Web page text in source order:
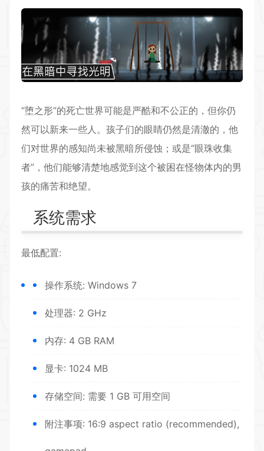
“堕之形”的死亡世界可能是严酷和不公正的，但你仍
然可以新来一些人。孩子们的眼睛仍然是清澈的，他
们对世界的感知尚未被黑暗所侵蚀；或是“眼珠收集
者”，他们能够清楚地感觉到这个被困在怪物体内的男
孩的痛苦和绝望。
系统需求
最低配置:
操作系统: Windows 7
处理器: 2 GHz
内存: 4 GB RAM
显卡: 1024 MB
存储空间: 需要 1 GB 可用空间
附注事项: 16:9 aspect ratio (recommended),